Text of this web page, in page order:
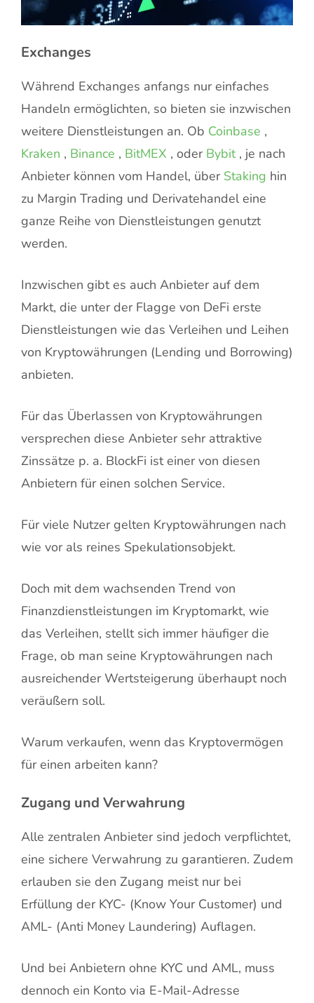
Exchanges
Während Exchanges anfangs nur einfaches
Handeln ermöglichten, so bieten sie inzwischen
weitere Dienstleistungen an. Ob Coinbase ,
Kraken , Binance , BitMEX , oder Bybit, je nach
Anbieter können vom Handel, über Staking hin
zu Margin Trading und Derivatehandel eine
ganze Reihe von Dienstleistungen genutzt
werden.
Inzwischen gibt es auch Anbieter auf dem
Markt, die unter der Flagge von DeFi erste
Dienstleistungen wie das Verleihen und Leihen
von Kryptowährungen (Lending und Borrowing)
anbieten.
Für das Überlassen von Kryptowährungen
versprechen diese Anbieter sehr attraktive
Zinssätze p. a. BlockFi ist einer von diesen
Anbietern für einen solchen Service.
Für viele Nutzer gelten Kryptowährungen nach
wie vor als reines Spekulationsobjekt.
Doch mit dem wachsenden Trend von
Finanzdienstleistungen im Kryptomarkt, wie
das Verleihen, stellt sich immer häufiger die
Frage, ob man seine Kryptowährungen nach
ausreichender Wertsteigerung überhaupt noch
veräußern soll.
Warum verkaufen, wenn das Kryptovermögen
für einen arbeiten kann?
Zugang und Verwahrung
Alle zentralen Anbieter sind jedoch verpflichtet,
eine sichere Verwahrung zu garantieren. Zudem
erlauben sie den Zugang meist nur bei
Erfüllung der KYC- (Know Your Customer) und
AML- (Anti Money Laundering) Auflagen.
Und bei Anbietern ohne KYC und AML, muss
dennoch ein Konto via E-Mail-Adresse